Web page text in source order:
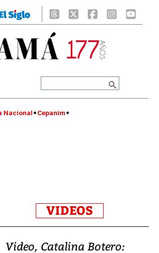
Nacional Cepanim
VIDEOS
Video, Catalina Botero: